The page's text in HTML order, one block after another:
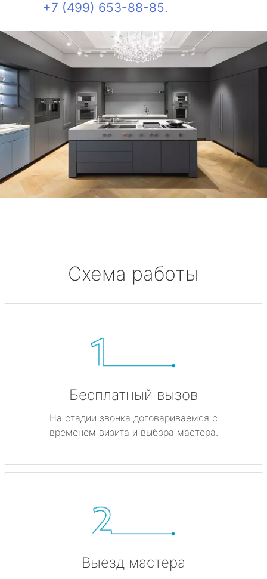
+7 (499) 653-88-85.
Схема работы
Бесплатный вызов
На стадии звонка договариваемся с
временем визита и выбора мастера.
Выезд мастера